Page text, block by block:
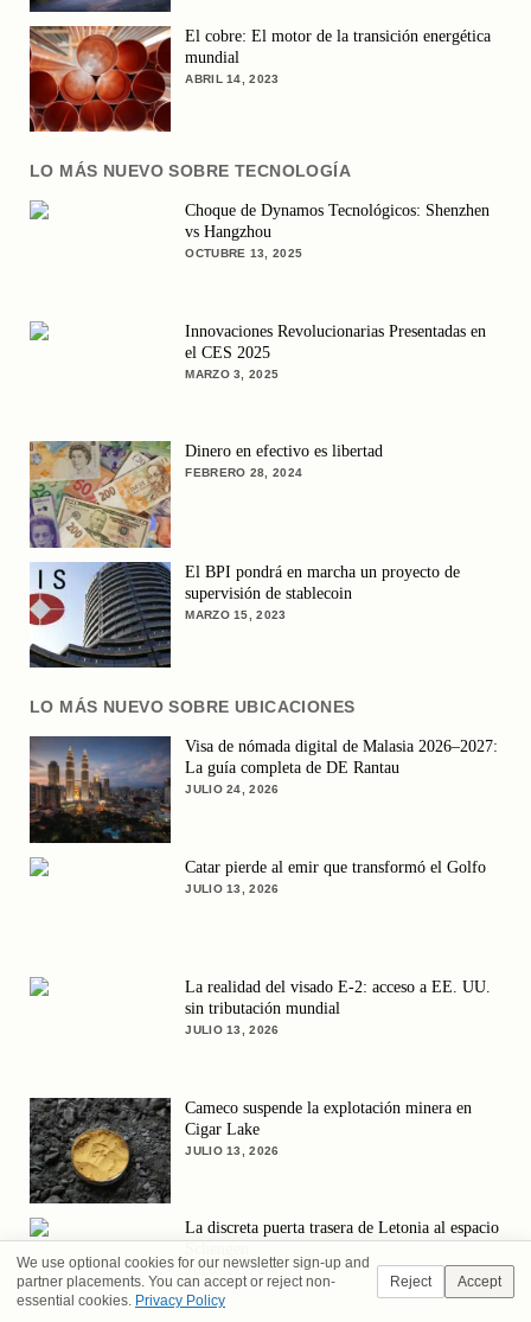
El cobre: El motor de la transición energética
mundial
ABRIL 14, 2023
LO MÁS NUEVO SOBRE TECNOLOGÍA
Choque de Dynamos Tecnológicos: Shenzhen
vs Hangzhou
OCTUBRE 13, 2025
Innovaciones Revolucionarias Presentadas en
el CES 2025
MARZO 3, 2025
Dinero en efectivo es libertad
FEBRERO 28, 2024
El BPI pondrá en marcha un proyecto de
supervisión de stablecoin
MARZO 15, 2023
LO MÁS NUEVO SOBRE UBICACIONES
Visa de nómada digital de Malasia 2026–2027:
La guía completa de DE Rantau
JULIO 24, 2026
Catar pierde al emir que transformó el Golfo
JULIO 13, 2026
La realidad del visado E-2: acceso a EE. UU.
sin tributación mundial
JULIO 13, 2026
Cameco suspende la explotación minera en
Cigar Lake
JULIO 13, 2026
La discreta puerta trasera de Letonia al espacio
JULIO 12, 2026
We use optional cookies for our newsletter sign-up and
partner placements. You can accept or reject non-
essential cookies. Privacy Policy
Reject Accept